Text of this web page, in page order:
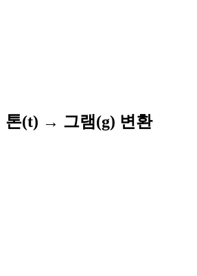
톤(t) → 그램(g) 변환